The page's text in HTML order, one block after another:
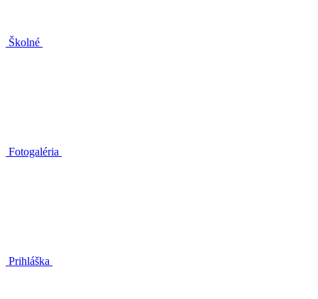
Školné
Fotogaléria
Prihláška